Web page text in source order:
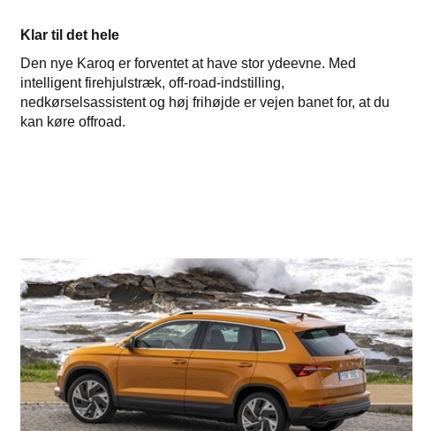
Klar til det hele
Den nye Karoq er forventet at have stor ydeevne. Med
intelligent firehjulstræk, off-road-indstilling,
nedkørselsassistent og høj frihøjde er vejen banet for, at du
kan køre offroad.